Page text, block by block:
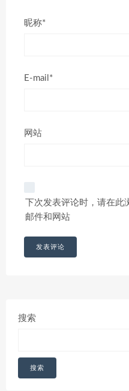
昵称*
E-mail*
网站
下次发表评论时，请在此
邮件和网站
搜索
搜索